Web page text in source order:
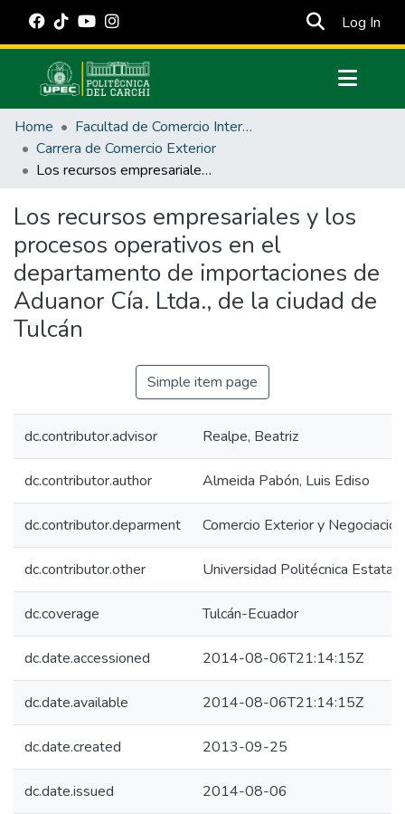
Log In
Communities & Collections
All of DSpace
Statistics
Estadísticas Externas
Manuales
Home
Facultad de Comercio Internacional, Integración, Administración y Economía Empresarial
Carrera de Comercio Exterior
Los recursos empresariales y los procesos operativos en el departamento de importaciones de Aduanor Cía. Ltda., de la ciudad de Tulcán
Los recursos empresariales y los
procesos operativos en el
departamento de importaciones de
Aduanor Cía. Ltda., de la ciudad de
Tulcán
Simple item page
dc.contributor.advisor Realpe, Beatriz
dc.contributor.author Almeida Pabón, Luis Ediso
dc.contributor.deparment Comercio Exterior y
dc.contributor.other Universidad Politécnica Estatal
dc.coverage Tulcán-Ecuador
dc.date.accessioned 2014-08-06T21:14:15Z
dc.date.available 2014-08-06T21:14:15Z
dc.date.created 2013-09-25
dc.date.issued 2014-08-06